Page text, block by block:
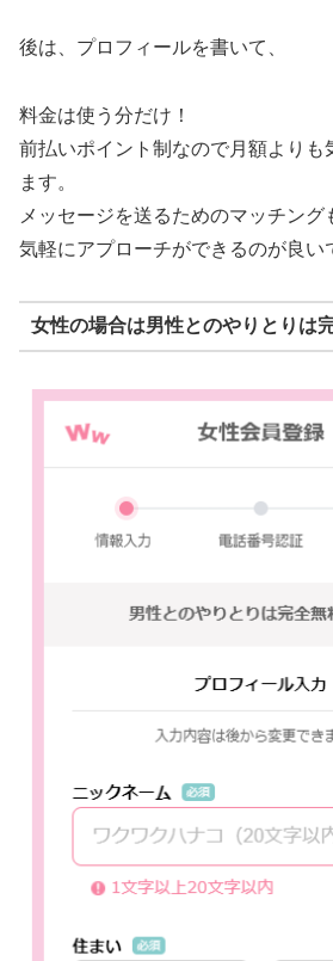
後は、プロフィールを書いて、
料金は使う分だけ！
前払いポイント制なので月額よりも
ます。
メッセージを送るためのマッチング
気軽にアプローチができるのが良い
女性の場合は男性とのやりとりは